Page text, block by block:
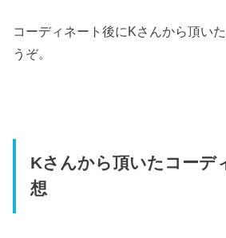
コーディネート後にKさんから頂い
うぞ。
Kさんから頂いたコーデ
想